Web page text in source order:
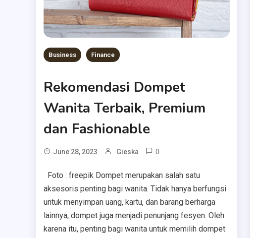
Business Finance
Rekomendasi Dompet
Wanita Terbaik, Premium
dan Fashionable
June 28, 2023 Gieska 0
Foto : freepik Dompet merupakan salah satu
aksesoris penting bagi wanita. Tidak hanya berfungsi
untuk menyimpan uang, kartu, dan barang berharga
lainnya, dompet juga menjadi penunjang fesyen. Oleh
karena itu, penting bagi wanita untuk memilih dompet